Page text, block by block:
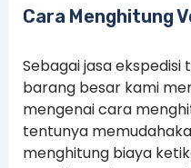
Cara Menghitung
Sebagai jasa
barang besar kami
mengenai cara
tentunya
menghitung biaya